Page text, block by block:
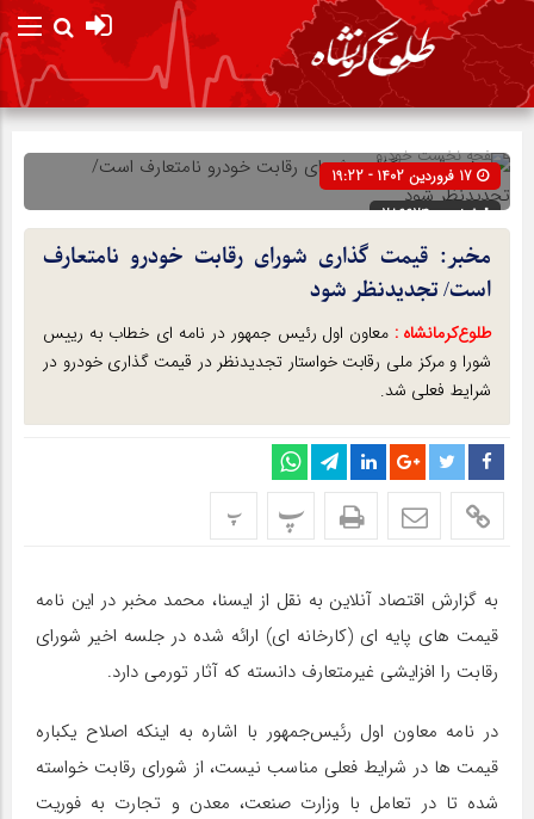
صفحه نخستخودرو
شناسه : 286624
مخبر: قیمت گذاری شورای رقابت خودرو نامتعارف
است/ تجدیدنظر شود
طلوع‌‌کرمانشاه : معاون اول رئیس جمهور در نامه ای خطاب به رییس
شورا و مرکز ملی رقابت خواستار تجدیدنظر در قیمت گذاری خودرو در
شرایط فعلی شد.
پ پ
به گزارش اقتصاد آنلاین به نقل از ایسنا، محمد مخبر در این نامه
قیمت های پایه ای (کارخانه ای) ارائه شده در جلسه اخیر شورای
رقابت را افزایشی غیرمتعارف دانسته که آثار تورمی دارد.
در نامه معاون اول رئیس‌جمهور با اشاره به اینکه اصلاح یکباره
قیمت ها در شرایط فعلی مناسب نیست، از شورای رقابت خواسته
شده تا در تعامل با وزارت صنعت، معدن و تجارت به فوریت